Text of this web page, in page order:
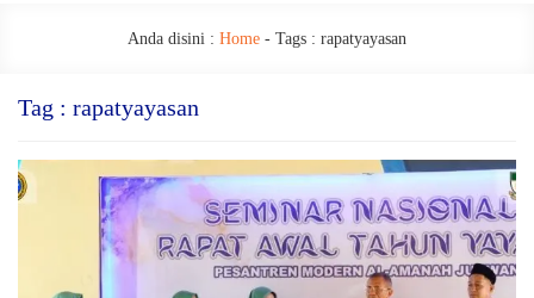
Anda disini : Home - Tags : rapatyayasan
Tag : rapatyayasan